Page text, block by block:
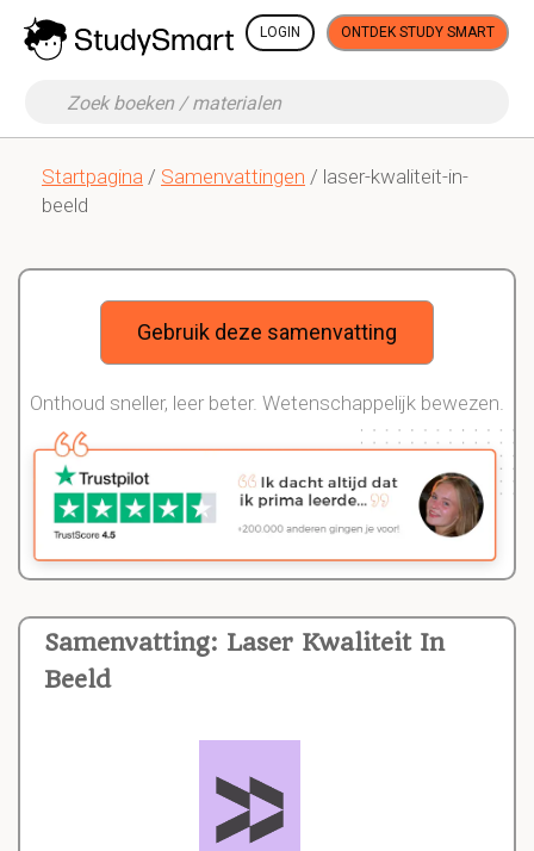
LOGIN ONTDEK STUDY SMART
Startpagina / Samenvattingen / laser-kwaliteit-in-
beeld
Samenvatting: Laser Kwaliteit In
Beeld
Gebruik deze samenvatting
Onthoud sneller, leer beter. Wetenschappelijk bewezen.